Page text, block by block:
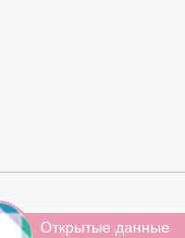
Открытые данные